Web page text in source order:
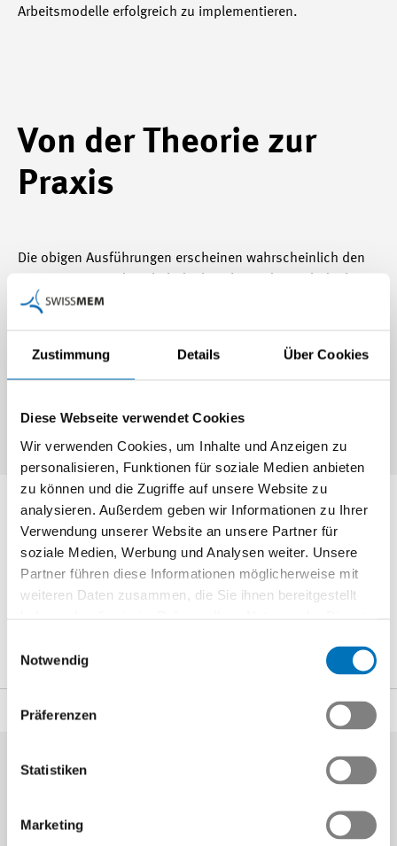
Zustimmung Details Über Cookies
Diese Webseite verwendet Cookies
Wir verwenden Cookies, um Inhalte und Anzeigen zu
personalisieren, Funktionen für soziale Medien anbieten
zu können und die Zugriffe auf unsere Website zu
analysieren. Außerdem geben wir Informationen zu Ihrer
Verwendung unserer Website an unsere Partner für
soziale Medien, Werbung und Analysen weiter. Unsere
Partner führen diese Informationen möglicherweise mit
weiteren Daten zusammen, die Sie ihnen bereitgestellt
Notwendig
Präferenzen
Statistiken
Marketing
Ansprechpartner
Sandra Burdet
Bildungsmanagerin
s.burdet
Teilen
Arbeitsmodelle erfolgreich zu implementieren.
Von der Theorie zur
Praxis
Die obigen Ausführungen erscheinen wahrscheinlich den
Auf dem Papier ist es einfach, in der Praxis schwer
Suche gemacht nach Unternehmen, die dieses Umdenken
bereits in die Tat umgesetzt haben und höchst erfolgreich